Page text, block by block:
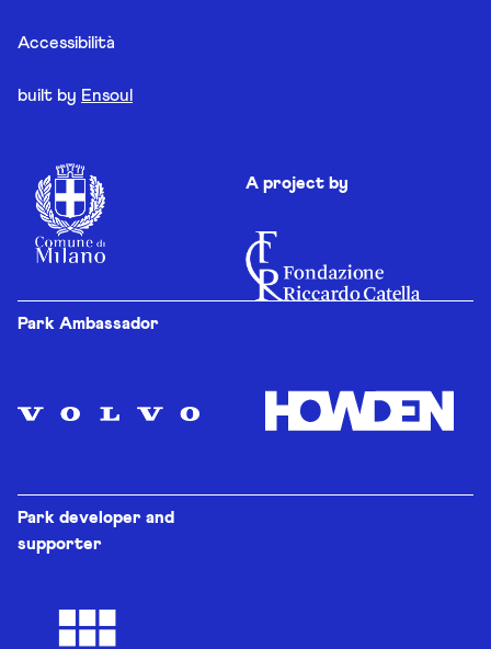
Accessibilità
built by Ensoul
A project by
Park Ambassador
Park developer and
supporter